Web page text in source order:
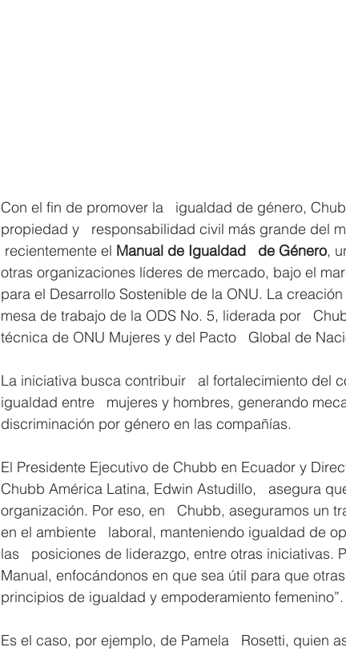
Con el fin de promover la   igualdad de género,
propiedad y   responsabilidad civil más grande del
recientemente el Manual de Igualdad   de Género,
otras organizaciones líderes de mercado, bajo el
para el Desarrollo Sostenible de la ONU. La
mesa de trabajo de la ODS No. 5, liderada por
técnica de ONU Mujeres y del Pacto   Global de
La iniciativa busca contribuir   al fortalecimiento del
igualdad entre   mujeres y hombres, generando
discriminación por género en las compañías.
El Presidente Ejecutivo de Chubb en Ecuador y
Chubb América Latina, Edwin Astudillo,   asegura
organización. Por eso, en   Chubb, aseguramos un
en el ambiente   laboral, manteniendo igualdad de
las   posiciones de liderazgo, entre otras iniciativas.
Manual, enfocándonos en que sea útil para que
principios de igualdad y empoderamiento femenino”.
Es el caso, por ejemplo, de Pamela   Rosetti, quien